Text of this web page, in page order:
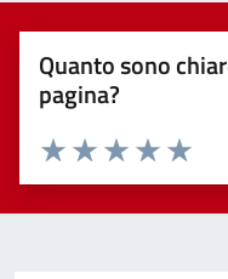
Quanto sono
pagina?
Valuta
Valuta 4
Valuta 3 stelle
Valuta 2 stelle su 5
Valuta 1 stelle su 5